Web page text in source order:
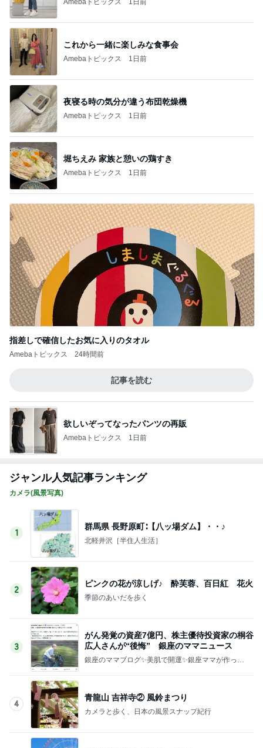
これから一緒に楽しみな食事会
Amebaトピックス 1日前
夜寝る時の気分が違う布団乾燥機
Amebaトピックス 1日前
堀ちえみ 家族と憩いの鶏すき
Amebaトピックス 1日前
指差しで確信したお気に入りのタオル
Amebaトピックス 24時間前
記事を読む
欲しいぞってなったパンツの再販
Amebaトピックス 1日前
ジャンル人気記事ランキング
カメラ(風景写真)
1
群馬県 長野原町∶【八ッ場ダム】・・♪
北軽井沢［半住人生活］
2
ピンクの花が涼しげ♪ 酔芙蓉、百日紅 花火
季節のあいだを歩く
3
がん発覚の資産7億円、株主優待投資家の桐谷
広人さんが“後悔” 銀座のママニュース
銀座のママブログ✨美肌で開運✨銀座ママが作った
4
青龍山 吉祥寺② 風鈴まつり
カメラと歩く、日本の風景スナップ紀行